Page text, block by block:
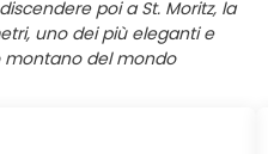
poi a St. Moritz, la
uno dei più eleganti e
montano del mondo